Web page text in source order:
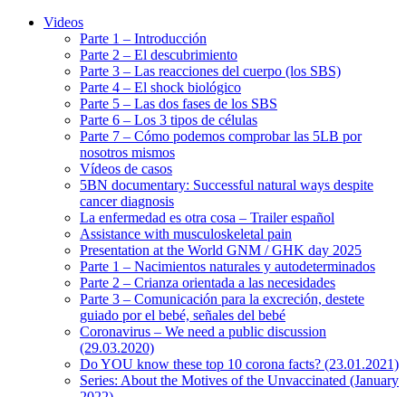
Videos
Parte 1 – Introducción
Parte 2 – El descubrimiento
Parte 3 – Las reacciones del cuerpo (los SBS)
Parte 4 – El shock biológico
Parte 5 – Las dos fases de los SBS
Parte 6 – Los 3 tipos de células
Parte 7 – Cómo podemos comprobar las 5LB por
nosotros mismos
Vídeos de casos
5BN documentary: Successful natural ways despite
cancer diagnosis
La enfermedad es otra cosa – Trailer español
Assistance with musculoskeletal pain
Presentation at the World GNM / GHK day 2025
Parte 1 – Nacimientos naturales y autodeterminados
Parte 2 – Crianza orientada a las necesidades
Parte 3 – Comunicación para la excreción, destete
guiado por el bebé, señales del bebé
Coronavirus – We need a public discussion
(29.03.2020)
Do YOU know these top 10 corona facts? (23.01.2021)
Series: About the Motives of the Unvaccinated (January